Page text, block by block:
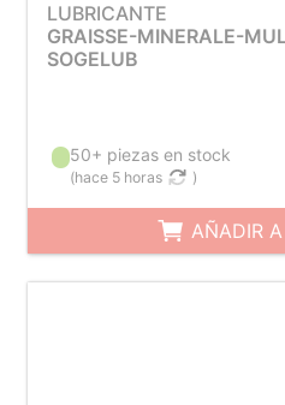
LUBRICANTE
GRAISSE-MINERALE-
SOGELUB
50+ piezas en stock
(hace 5 horas )
AÑADIR